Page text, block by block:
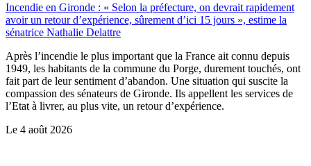
Incendie en Gironde : « Selon la préfecture, on devrait rapidement
avoir un retour d’expérience, sûrement d’ici 15 jours », estime la
sénatrice Nathalie Delattre
Après l’incendie le plus important que la France ait connu depuis
1949, les habitants de la commune du Porge, durement touchés, ont
fait part de leur sentiment d’abandon. Une situation qui suscite la
compassion des sénateurs de Gironde. Ils appellent les services de
l’Etat à livrer, au plus vite, un retour d’expérience.
Le 4 août 2026